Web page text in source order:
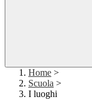
Home >
Scuola >
I luoghi